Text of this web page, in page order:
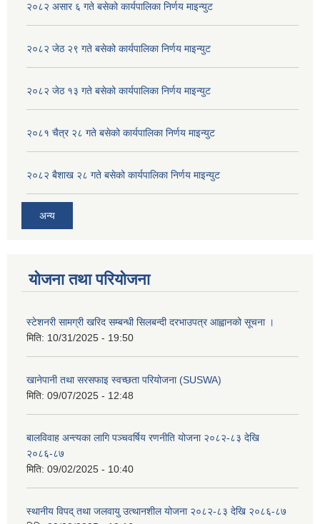
२०८२ असार ६ गते बसेको कार्यपालिका निर्णय माइन्युट
२०८२ जेठ २९ गते बसेको कार्यपालिका निर्णय माइन्युट
२०८२ जेठ १३ गते बसेको कार्यपालिका निर्णय माइन्युट
२०८१ चैत्र २८ गते बसेको कार्यपालिका निर्णय माइन्युट
२०८२ बैशाख २८ गते बसेको कार्यपालिका निर्णय माइन्युट
अन्य
योजना तथा परियोजना
स्टेशनरी सामग्री खरिद सम्बन्धी सिलबन्दी दरभाउपत्र आह्वानको सूचना ।
मिति: 10/31/2025 - 19:50
खानेपानी तथा सरसफाइ स्वच्छता परियोजना (SUSWA)
मिति: 09/07/2025 - 12:48
बालविवाह अन्त्यका लागि पञ्चवर्षिय रणनीति योजना २०८२-८३ देखि
२०८६-८७
मिति: 09/02/2025 - 10:40
स्थानीय विपद् तथा जलवायु उत्थानशील योजना २०८२-८३ देखि २०८६-८७